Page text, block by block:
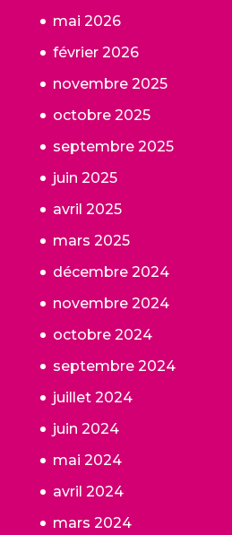
mai 2026
février 2026
novembre 2025
octobre 2025
septembre 2025
juin 2025
avril 2025
mars 2025
décembre 2024
novembre 2024
octobre 2024
septembre 2024
juillet 2024
juin 2024
mai 2024
avril 2024
mars 2024